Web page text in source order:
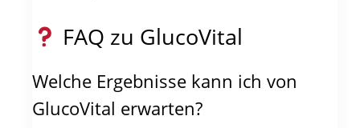
FAQ zu GlucoVital
Welche Ergebnisse kann ich von
GlucoVital erwarten?